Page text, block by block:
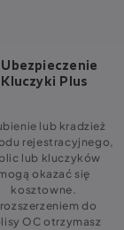
Ubezpieczenie
Kluczyki Plus
lub kradzież
rejestracyjnego,
lub kluczyków
okazać się
kosztowne.
do
OC otrzymasz